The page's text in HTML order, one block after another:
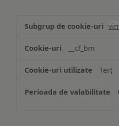
Asigurarea
funcționalităților
website-
ului
__cf_bm
Terț